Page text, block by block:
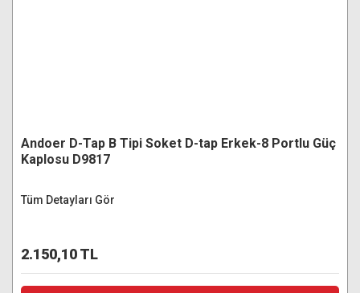
Andoer D-Tap B Tipi Soket D-tap Erkek-8 Portlu Güç
Kaplosu D9817
Tüm Detayları Gör
2.150,10 TL